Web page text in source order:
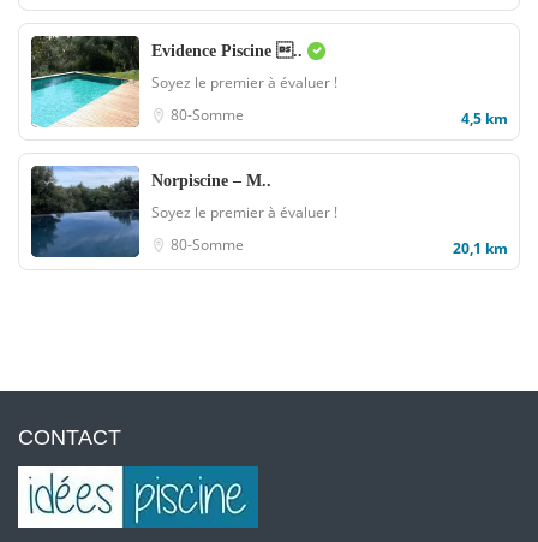
Evidence Piscine ..
Soyez le premier à évaluer !
80-Somme
4,5 km
Norpiscine – M..
Soyez le premier à évaluer !
80-Somme
20,1 km
CONTACT